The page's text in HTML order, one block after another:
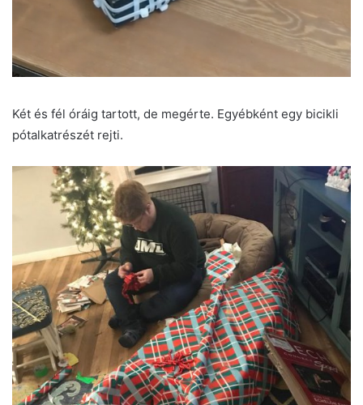
Két és fél óráig tartott, de megérte. Egyébként egy bicikli
pótalkatrészét rejti.